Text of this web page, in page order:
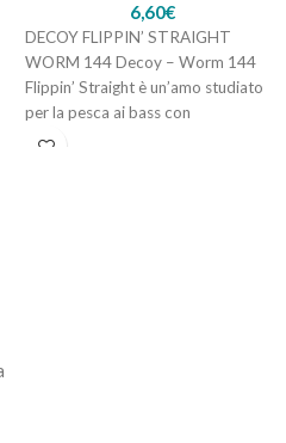
51 – #4 - 2.5gr
5 disponibili
6,60€
DECOY FLIPPIN’ STRAIGHT
WORM 144 Decoy – Worm 144
Flippin’ Straight è un’amo studiato
per la pesca ai bass con